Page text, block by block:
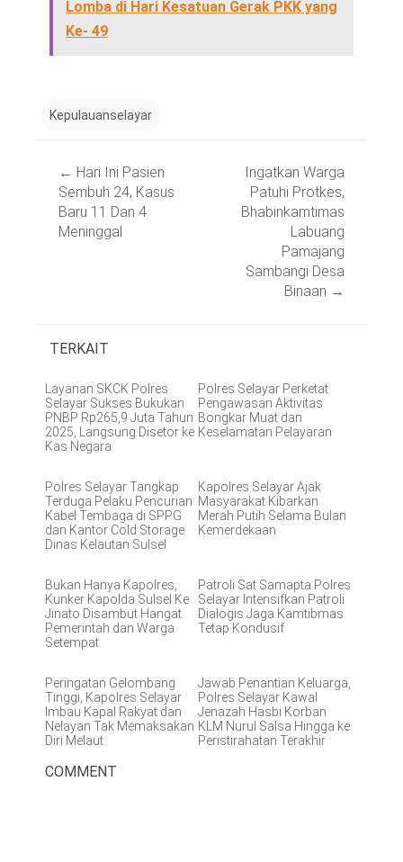
Lomba di Hari Kesatuan Gerak PKK yang
Ke- 49
Kepulauanselayar
navigation
← Hari Ini Pasien
Sembuh 24, Kasus
Baru 11 Dan 4
Meninggal
Ingatkan Warga
Patuhi Protkes,
Bhabinkamtimas
Labuang
Pamajang
Sambangi Desa
Binaan →
TERKAIT
Layanan SKCK Polres
Selayar Sukses Bukukan
PNBP Rp265,9 Juta Tahun
2025, Langsung Disetor ke
Kas Negara
Polres Selayar Perketat
Pengawasan Aktivitas
Bongkar Muat dan
Keselamatan Pelayaran
Polres Selayar Tangkap
Terduga Pelaku Pencurian
Kabel Tembaga di SPPG
dan Kantor Cold Storage
Dinas Kelautan Sulsel
Kapolres Selayar Ajak
Masyarakat Kibarkan
Merah Putih Selama Bulan
Kemerdekaan
Bukan Hanya Kapolres,
Kunker Kapolda Sulsel Ke
Jinato Disambut Hangat
Pemerintah dan Warga
Setempat
Patroli Sat Samapta Polres
Selayar Intensifkan Patroli
Dialogis Jaga Kamtibmas
Tetap Kondusif
Peringatan Gelombang
Tinggi, Kapolres Selayar
Imbau Kapal Rakyat dan
Nelayan Tak Memaksakan
Diri Melaut
Jawab Penantian Keluarga,
Polres Selayar Kawal
Jenazah Hasbi Korban
KLM Nurul Salsa Hingga ke
Peristirahatan Terakhir
COMMENT